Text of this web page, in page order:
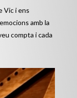
Vic i ens
amb la
compta i cada